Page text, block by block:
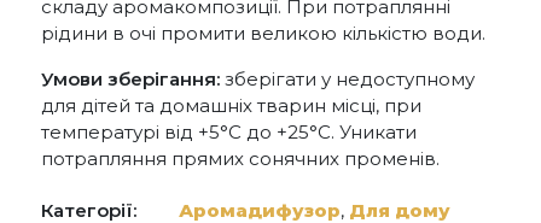
складу аромакомпозиції. При потраплянні
рідини в очі промити великою кількістю води.
Умови зберігання: зберігати у недоступному
для дітей та домашніх тварин місці, при
температурі від +5°С до +25°С. Уникати
потрапляння прямих сонячних променів.
Категорії: Аромадифузор, Для дому